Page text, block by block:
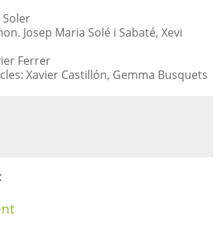
Soler
Josep Maria Solé i Sabaté, Xevi
Ferrer
Xavier Castillón, Gemma Busquets